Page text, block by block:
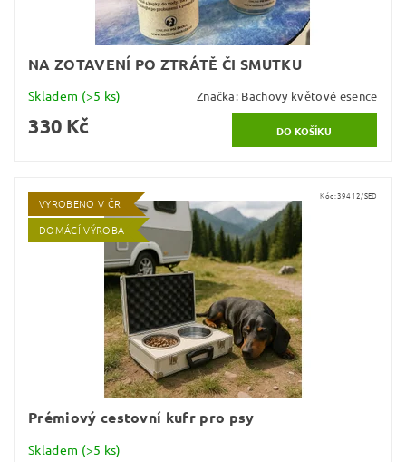
NA ZOTAVENÍ PO ZTRÁTĚ ČI SMUTKU
Skladem (>5 ks) Značka: Bachovy květové esence
330 Kč
VYROBENO V ČR
DOMÁCÍ VÝROBA
Kód:39412/SED
Prémiový cestovní kufr pro psy
Skladem (>5 ks)